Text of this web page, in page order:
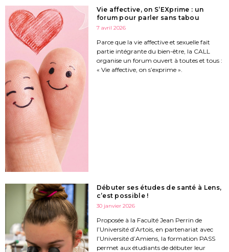
Vie affective, on S’EXprime : un
forum pour parler sans tabou
7 avril 2026
Parce que la vie affective et sexuelle fait
partie intégrante du bien-être, la CALL
organise un forum ouvert à toutes et tous :
« Vie affective, on s’exprime ».
Débuter ses études de santé à Lens,
c’est possible !
30 janvier 2026
Proposée à la Faculté Jean Perrin de
l’Université d’Artois, en partenariat avec
l’Université d’Amiens, la formation PASS
permet aux étudiants de débuter leur